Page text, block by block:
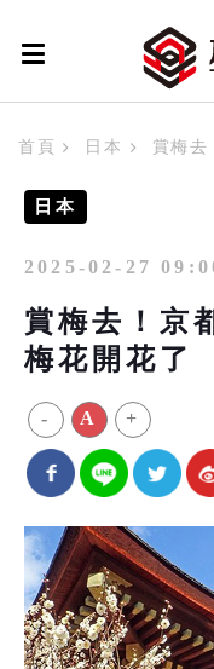
首頁 日本 賞梅去
日本
2025-02-27
賞梅去！京
梅花開花了
- A +